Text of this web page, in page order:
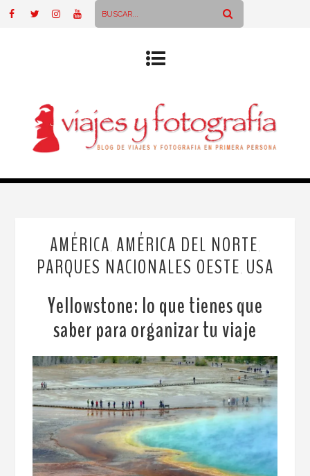
AMÉRICA AMÉRICA DEL NORTE
PARQUES NACIONALES OESTE USA
Yellowstone: lo que tienes que
saber para organizar tu viaje